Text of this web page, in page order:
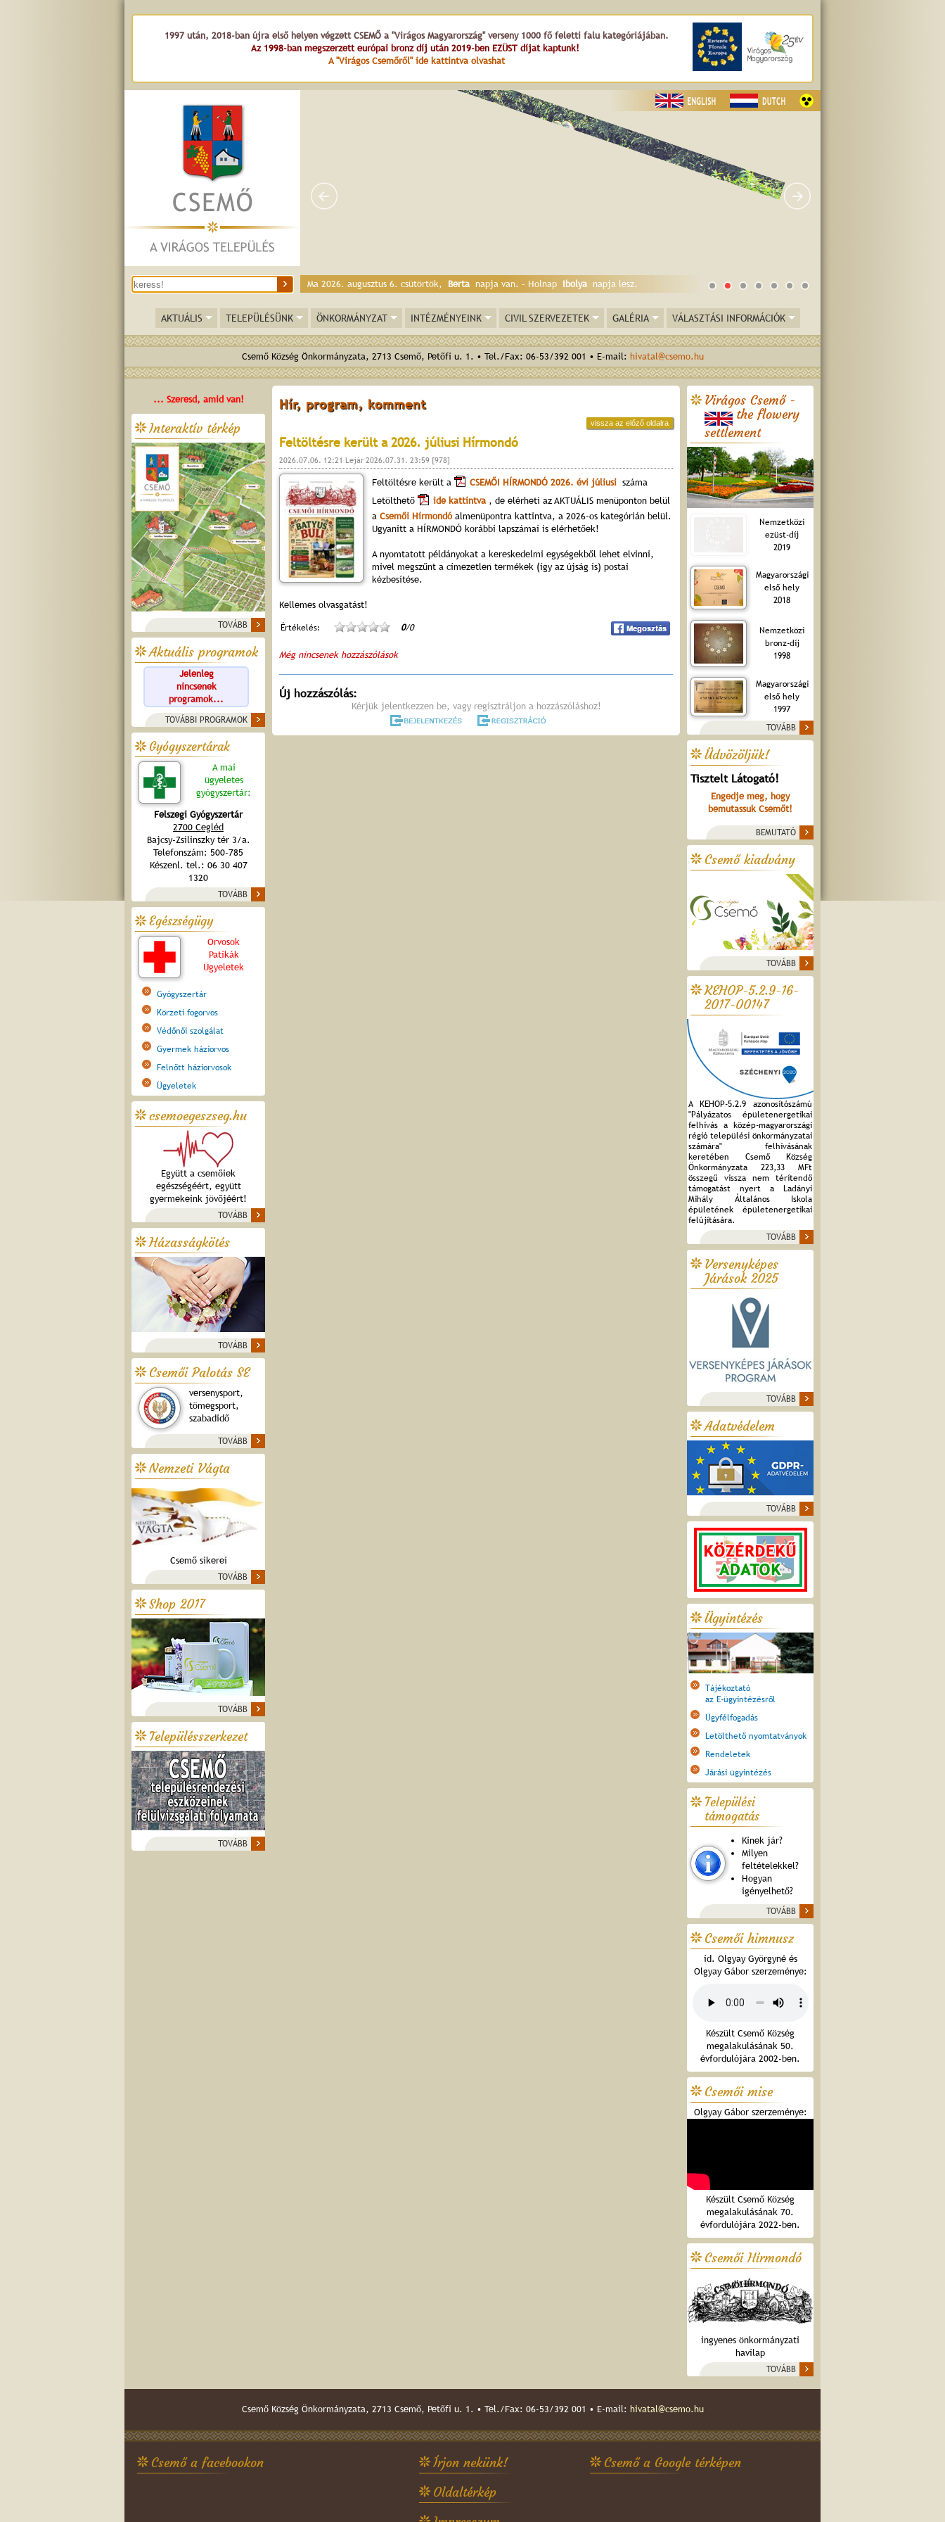
1997 után, 2018-ban újra első helyen végzett CSEMŐ a "Virágos Magyarország" verseny 1000 fő feletti falu kategóriájában.
Az 1998-ban megszerzett európai bronz díj után 2019-ben EZÜST díjat kaptunk!
A "Virágos Csemőről" ide kattintva olvashat
Ma 2026. augusztus 6. csütörtök, Berta napja van. - Holnap Ibolya napja lesz.
György tér
AKTUÁLIS TELEPÜLÉSÜNK ÖNKORMÁNYZAT INTÉZMÉNYEINK CIVIL SZERVEZETEK GALÉRIA VÁLASZTÁSI INFORMÁCIÓK
Csemő Község Önkormányzata, 2713 Csemő, Petőfi u. 1. • Tel./Fax: 06-53/392 001 • E-mail: hivatal@csemo.hu
... Szeresd, amid van!
Interaktív térkép
TOVÁBB
Aktuális programok
Jelenleg
nincsenek
programok...
TOVÁBBI PROGRAMOK
Gyógyszertárak
A mai
ügyeletes
gyógyszertár:
Felszegi Gyógyszertár
2700 Cegléd
Bajcsy-Zsilinszky tér 3/a.
Telefonszám: 500-785
Készenl. tel.: 06 30 407
1320
TOVÁBB
Egészségügy
Orvosok
Patikák
Ügyeletek
Gyógyszertár
Körzeti fogorvos
Védőnői szolgálat
Gyermek háziorvos
Felnőtt háziorvosok
Ügyeletek
csemoegeszseg.hu
Együtt a csemőiek
egészségéért, együtt
gyermekeink jövőjéért!
TOVÁBB
Házasságkötés
TOVÁBB
Csemői Palotás SE
versenysport,
tömegsport,
szabadidő
TOVÁBB
Nemzeti Vágta
Csemő sikerei
TOVÁBB
Shop 2017
TOVÁBB
Településszerkezet
TOVÁBB
Hír, program, komment
vissza az előző oldalra
Feltöltésre került a 2026. júliusi Hírmondó
2026.07.06. 12:21 Lejár 2026.07.31. 23:59 [978]
Feltöltésre került a CSEMŐI HÍRMONDÓ 2026. évi júliusi száma
Letölthető
ide kattintva , de elérheti az AKTUÁLIS menüponton belül
a Csemői Hírmondó almenüpontra kattintva, a 2026-os kategórián belül.
Ugyanitt a HÍRMONDÓ korábbi lapszámai is elérhetőek!
A nyomtatott példányokat a kereskedelmi egységekből lehet elvinni,
mivel megszűnt a címezetlen termékek (így az újság is) postai
kézbesítése.
Kellemes olvasgatást!
Értékelés: 0/0
Még nincsenek hozzászólások
Új hozzászólás:
Kérjük jelentkezzen be, vagy regisztráljon a hozzászóláshoz!
Virágos Csemő -
the flowery
settlement
Nemzetközi
ezüst-díj
2019
Magyarországi
első hely
2018
Nemzetközi
bronz-díj
1998
Magyarországi
első hely
1997
TOVÁBB
Üdvözöljük!
Tisztelt Látogató!
Engedje meg, hogy
bemutassuk Csemőt!
BEMUTATÓ
Csemő kiadvány
TOVÁBB
KEHOP-5.2.9-16-
2017-00147
A KEHOP-5.2.9 azonosítószámú
"Pályázatos épületenergetikai
felhívás a közép-magyarországi
régió települési önkormányzatai
számára" felhívásának
keretében Csemő Község
Önkormányzata 223,33 MFt
összegű vissza nem térítendő
támogatást nyert a Ladányi
Mihály Általános Iskola
épületének épületenergetikai
felújítására.
TOVÁBB
Versenyképes
Járások 2025
TOVÁBB
Adatvédelem
TOVÁBB
Ügyintézés
Tájékoztató
az E-ügyintézésről
Ügyfélfogadás
Letölthető nyomtatványok
Rendeletek
Járási ügyintézés
Települési
támogatás
Kinek jár?
Milyen
feltételekkel?
Hogyan
igényelhető?
TOVÁBB
Csemői himnusz
id. Olgyay Györgyné és
Olgyay Gábor szerzeménye:
Készült Csemő Község
megalakulásának 50.
évfordulójára 2002-ben.
Csemői mise
Olgyay Gábor szerzeménye:
Készült Csemő Község
megalakulásának 70.
évfordulójára 2022-ben.
Csemői Hírmondó
ingyenes önkormányzati
havilap
TOVÁBB
Csemő Község Önkormányzata, 2713 Csemő, Petőfi u. 1. • Tel./Fax: 06-53/392 001 • E-mail: hivatal@csemo.hu
Csemő a facebookon
Írjon nekünk!
Oldaltérkép
Csemő a Google térképen